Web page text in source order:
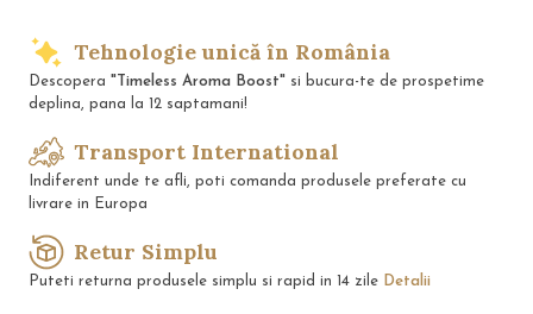
Tehnologie unică în România
Descopera "Timeless Aroma Boost" si bucura-te de prospetime
deplina, pana la 12 saptamani!
Transport International
Indiferent unde te afli, poti comanda produsele preferate cu
livrare in Europa
Retur Simplu
Puteti returna produsele simplu si rapid in 14 zile Detalii